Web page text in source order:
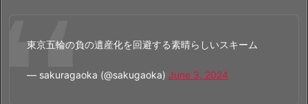
東京五輪の負の遺産化を回避する素晴らしいスキーム
— sakuragaoka (@sakugaoka) June 3, 2024